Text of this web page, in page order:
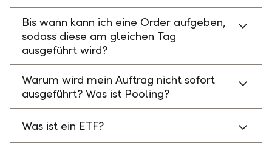
Bis wann kann ich eine Order aufgeben,
sodass diese am gleichen Tag
ausgeführt wird?
Warum wird mein Auftrag nicht sofort
ausgeführt? Was ist Pooling?
Was ist ein ETF?